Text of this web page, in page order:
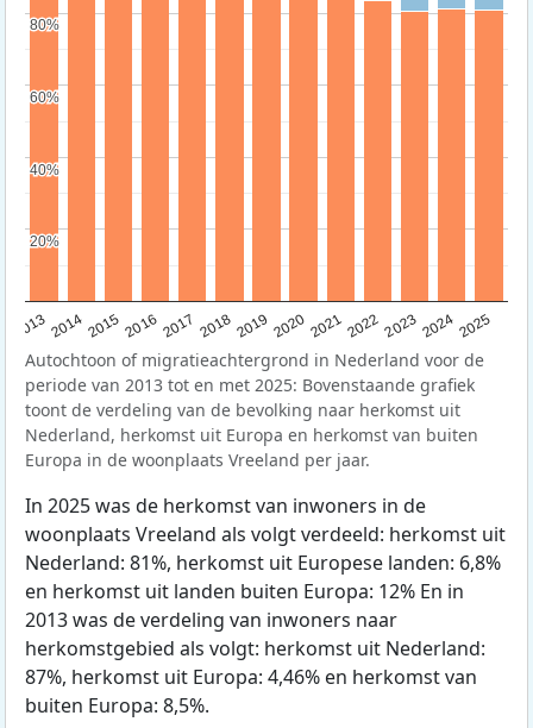
20132014201520162017 20182019 202020212022202320242025
20%
20%
40%
40%
60%
60%
80%
80%
Autochtoon of migratieachtergrond in Nederland voor de
periode van 2013 tot en met 2025: Bovenstaande grafiek
toont de verdeling van de bevolking naar herkomst uit
Nederland, herkomst uit Europa en herkomst van buiten
Europa in de woonplaats Vreeland per jaar.
In 2025 was de herkomst van inwoners in de
woonplaats Vreeland als volgt verdeeld: herkomst uit
Nederland: 81%, herkomst uit Europese landen: 6,8%
en herkomst uit landen buiten Europa: 12% En in
2013 was de verdeling van inwoners naar
herkomstgebied als volgt: herkomst uit Nederland:
87%, herkomst uit Europa: 4,46% en herkomst van
buiten Europa: 8,5%.